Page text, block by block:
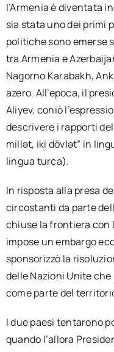
l’Armenia è diventata
sia stata uno dei primi
politiche sono emerse
tra Armenia e
Nagorno Karabakh,
azero. All’epoca, il
Aliyev, coniò
descrivere i rapporti
millət, iki dövlət” in
lingua turca).
In risposta alla presa
circostanti da parte
chiuse la frontiera con
impose un embargo
sponsorizzò la
delle Nazioni Unite
come parte del
I due paesi tentarono
quando l’allora